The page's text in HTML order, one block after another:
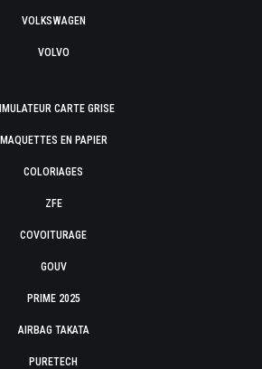
VOLKSWAGEN
VOLVO
CARTE GRISE
MAQUETTES EN PAPIER
COLORIAGES
ZFE
COVOITURAGE
GOUV
PRIME 2025
AIRBAG TAKATA
PURETECH